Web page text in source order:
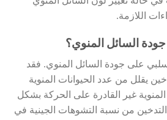
اللازمة.
السائل المنوي؟
على جودة السائل المنوي. فقد
يقلل من عدد الحيوانات المنوية
غير القادرة على الحركة بشكل
من نسبة التشوهات الجينية في